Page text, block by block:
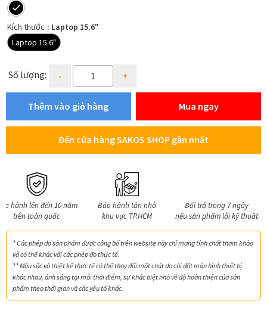
Hotline:
Hệ thống cửa hàng
Kích thước : Laptop 15.6"
Laptop 15.6"
Số lượng: Quantity
Thêm vào giỏ hàng Mua ngay
Đến cửa hàng SAKOS SHOP gần nhất
hành lên đến 10 năm
trên toàn quốc
Bảo hành tận nhà
khu vực TP.HCM
Đổi trả trong 7 ngày
nếu sản phẩm lỗi kỹ thuật
* Các phép đo sản phẩm được công bố trên website này chỉ mang tính chất tham khảo
và có thể khác với các phép đo thực tế.
** Màu sắc và thiết kế thực tế có thể thay đổi một chút do cài đặt màn hình thiết bị
khác nhau, ánh sáng tại mỗi thời điểm, sự khác biệt nhỏ về độ hoàn thiện của sản
phẩm theo thời gian và các yếu tố khác.